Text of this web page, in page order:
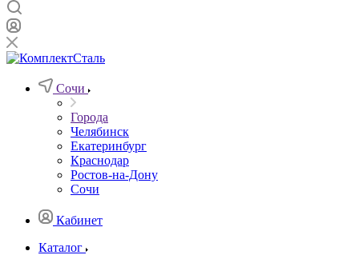
Сочи
Города
Челябинск
Екатеринбург
Краснодар
Ростов-на-Дону
Сочи
Кабинет
Каталог